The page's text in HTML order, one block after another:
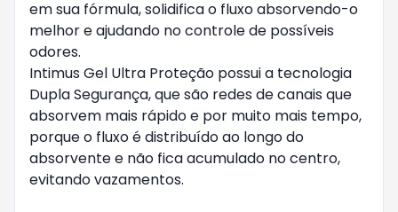
em sua fórmula, solidifica o fluxo absorvendo-o
melhor e ajudando no controle de possíveis
odores.
Intimus Gel Ultra Proteção possui a tecnologia
Dupla Segurança, que são redes de canais que
absorvem mais rápido e por muito mais tempo,
porque o fluxo é distribuído ao longo do
absorvente e não fica acumulado no centro,
evitando vazamentos.